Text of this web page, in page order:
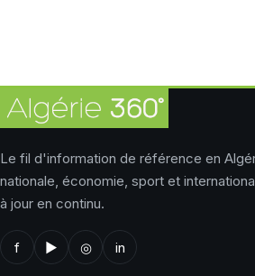
Le fil d'information de référence en
nationale, économie, sport et
à jour en continu.
f ▶ ◎ in